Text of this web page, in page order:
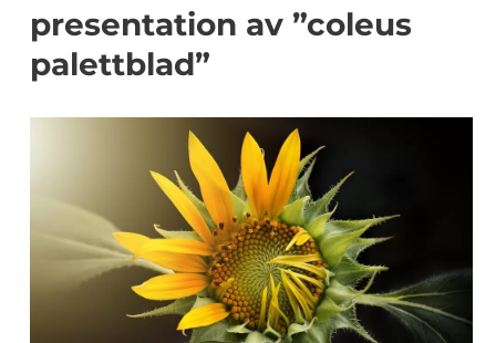
presentation av ”coleus
palettblad”